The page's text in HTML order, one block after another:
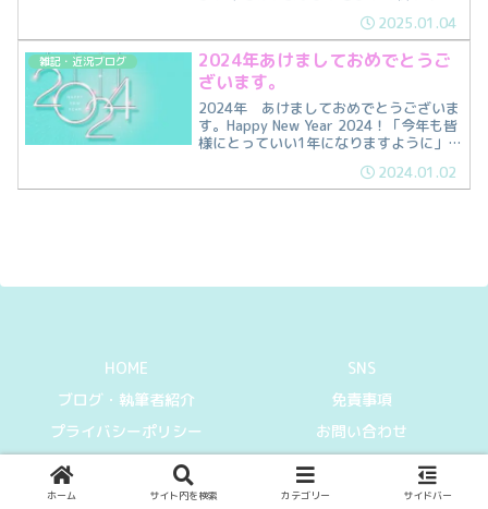
いかがお過ごしでしょうか？私は暴食の
正月で胃が疲れています（笑）また豆腐
と春雨生活に戻りそう...
2025.01.04
雑記・近況ブログ
2024年あけましておめでとうご
ざいます。
2024年 あけましておめでとうございま
す。Happy New Year 2024！「今年も皆
様にとっていい1年になりますように」と
北陸地方で大地震が発生し、日本海側で
は大津波警報が発令されるなど、騒然
2024.01.02
HOME
SNS
ブログ・執筆者紹介
免責事項
プライバシーポリシー
お問い合わせ
© 2021-2026 Can I get information.
ホーム サイト内を検索 カテゴリー サイドバー